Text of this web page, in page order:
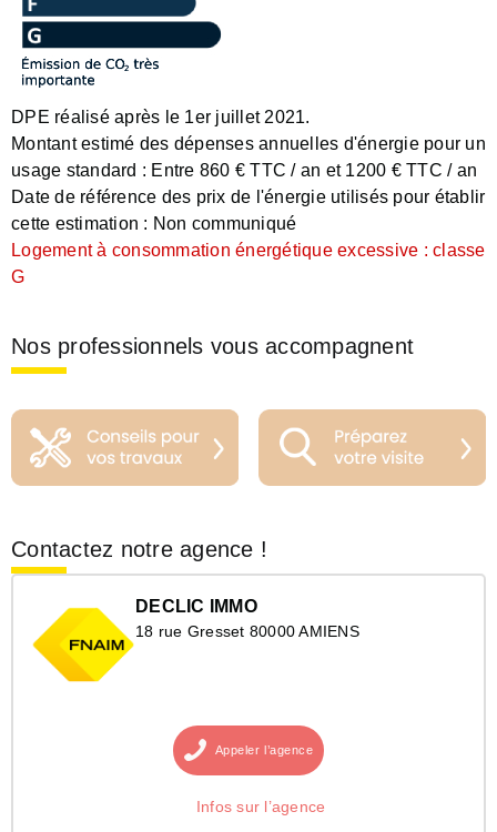
DPE réalisé après le 1er juillet 2021.
Montant estimé des dépenses annuelles d'énergie pour un
usage standard : Entre 860 € TTC / an et 1200 € TTC / an
Date de référence des prix de l'énergie utilisés pour établir
cette estimation : Non communiqué
Logement à consommation énergétique excessive : classe
G
Nos professionnels vous accompagnent
Contactez notre agence !
DECLIC IMMO
18 rue Gresset 80000 AMIENS
Appeler l’agence
Infos sur l’agence